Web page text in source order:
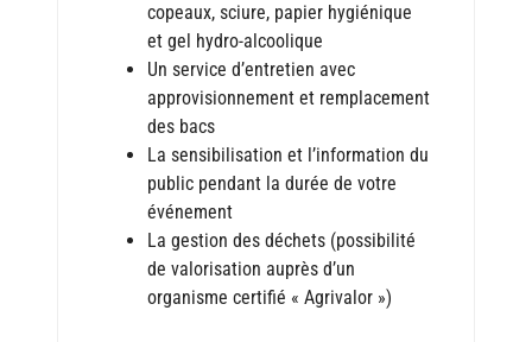
copeaux, sciure, papier hygiénique
et gel hydro-alcoolique
Un service d’entretien avec
approvisionnement et remplacement
des bacs
La sensibilisation et l’information du
public pendant la durée de votre
événement
La gestion des déchets (possibilité
de valorisation auprès d’un
organisme certifié « Agrivalor »)